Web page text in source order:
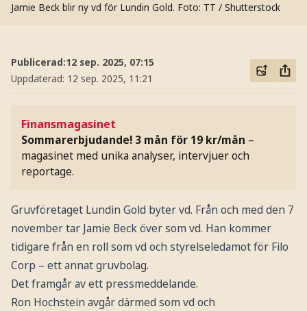
Jamie Beck blir ny vd för Lundin Gold. Foto: TT / Shutterstock
Publicerad:12 sep. 2025, 07:15
Uppdaterad: 12 sep. 2025, 11:21
Finansmagasinet
Sommarerbjudande! 3 mån för 19 kr/mån –
magasinet med unika analyser, intervjuer och
reportage.
Gruvföretaget Lundin Gold byter vd. Från och med den 7
november tar Jamie Beck över som vd. Han kommer
tidigare från en roll som vd och styrelseledamot för Filo
Corp – ett annat gruvbolag.
Det framgår av ett pressmeddelande.
Ron Hochstein avgår därmed som vd och